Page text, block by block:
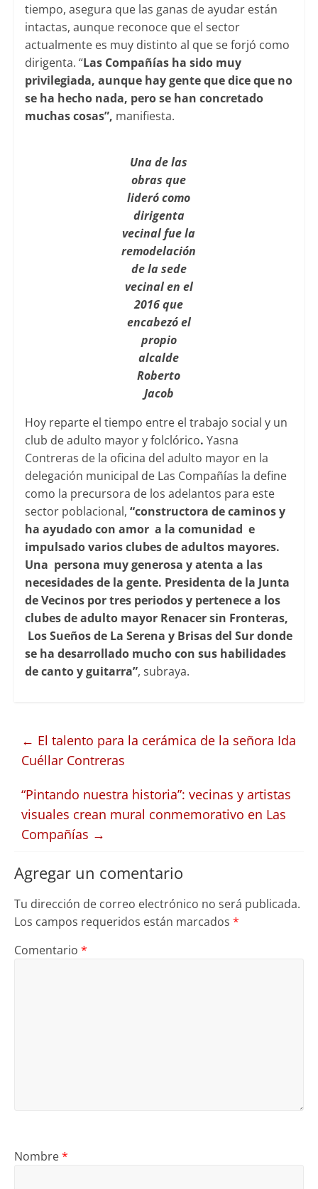
tiempo, asegura que las ganas de ayudar están
intactas, aunque reconoce que el sector
actualmente es muy distinto al que se forjó como
dirigenta. “Las Compañías ha sido muy
privilegiada, aunque hay gente que dice que no
se ha hecho nada, pero se han concretado
muchas cosas”, manifiesta.
Una de las
obras que
lideró como
dirigenta
vecinal fue la
remodelación
de la sede
vecinal en el
2016 que
encabezó el
propio
alcalde
Roberto
Jacob
Hoy reparte el tiempo entre el trabajo social y un
club de adulto mayor y folclórico. Yasna
Contreras de la oficina del adulto mayor en la
delegación municipal de Las Compañías la define
como la precursora de los adelantos para este
sector poblacional, “constructora de caminos y
ha ayudado con amor a la comunidad e
impulsado varios clubes de adultos mayores.
Una persona muy generosa y atenta a las
necesidades de la gente. Presidenta de la Junta
de Vecinos por tres periodos y pertenece a los
clubes de adulto mayor Renacer sin Fronteras,
Los Sueños de La Serena y Brisas del Sur donde
se ha desarrollado mucho con sus habilidades
de canto y guitarra”, subraya.
← El talento para la cerámica de la señora Ida
Cuéllar Contreras
“Pintando nuestra historia”: vecinas y artistas
visuales crean mural conmemorativo en Las
Compañías →
Agregar un comentario
Tu dirección de correo electrónico no será publicada.
Los campos requeridos están marcados *
Comentario *
Nombre*